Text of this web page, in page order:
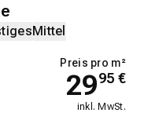
Mittel
Preis pro m²
2995 €
inkl. MwSt.